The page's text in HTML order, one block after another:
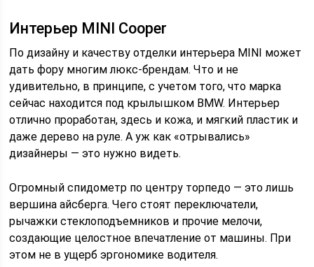
Интерьер MINI Cooper
По дизайну и качеству отделки интерьера MINI может
дать фору многим люкс-брендам. Что и не
удивительно, в принципе, с учетом того, что марка
сейчас находится под крылышком BMW. Интерьер
отлично проработан, здесь и кожа, и мягкий пластик и
даже дерево на руле. А уж как «отрывались»
дизайнеры — это нужно видеть.
Огромный спидометр по центру торпедо — это лишь
вершина айсберга. Чего стоят переключатели,
рычажки стеклоподъемников и прочие мелочи,
создающие целостное впечатление от машины. При
этом не в ущерб эргономике водителя.